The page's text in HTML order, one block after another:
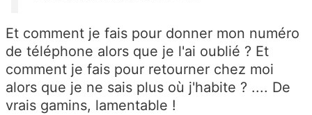
Et comment je fais pour donner mon numéro
de téléphone alors que je l'ai oublié ? Et
comment je fais pour retourner chez moi
alors que je ne sais plus où j'habite ? .... De
vrais gamins, lamentable !